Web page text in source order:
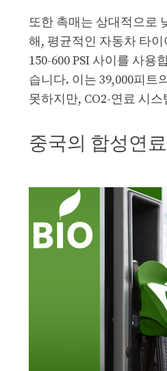
또한 촉매는 상대적으로
해, 평균적인 자동차 타
150-600 PSI 사이를 사
습니다. 이는 39,000피트
못하지만, CO2-연료 시
중국의 합성연